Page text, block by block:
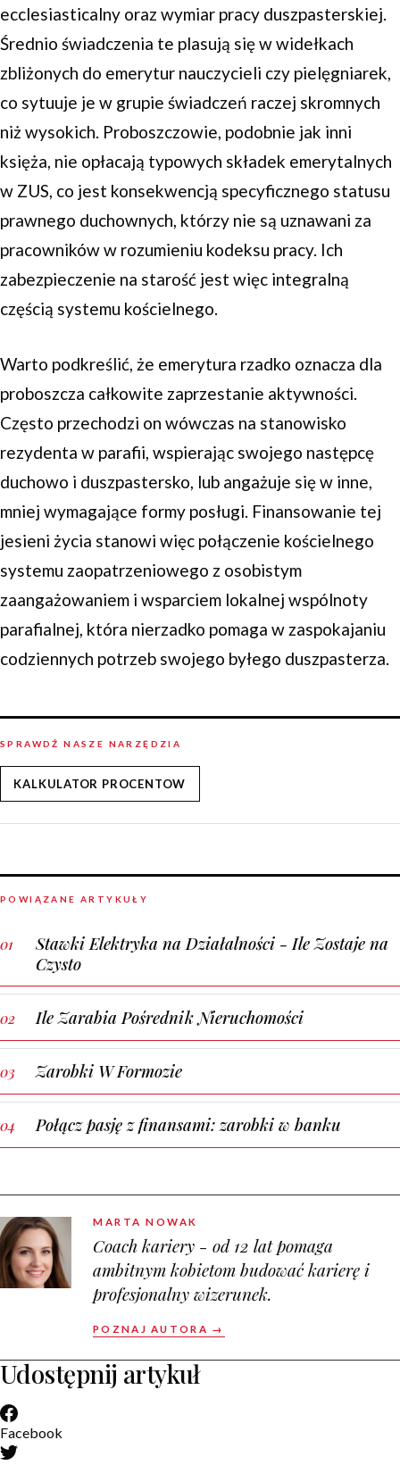
ecclesiasticalny oraz wymiar pracy duszpasterskiej.
Średnio świadczenia te plasują się w widełkach
zbliżonych do emerytur nauczycieli czy pielęgniarek,
co sytuuje je w grupie świadczeń raczej skromnych
niż wysokich. Proboszczowie, podobnie jak inni
księża, nie opłacają typowych składek emerytalnych
w ZUS, co jest konsekwencją specyficznego statusu
prawnego duchownych, którzy nie są uznawani za
pracowników w rozumieniu kodeksu pracy. Ich
zabezpieczenie na starość jest więc integralną
częścią systemu kościelnego.
Warto podkreślić, że emerytura rzadko oznacza dla
proboszcza całkowite zaprzestanie aktywności.
Często przechodzi on wówczas na stanowisko
rezydenta w parafii, wspierając swojego następcę
duchowo i duszpastersko, lub angażuje się w inne,
mniej wymagające formy posługi. Finansowanie tej
jesieni życia stanowi więc połączenie kościelnego
systemu zaopatrzeniowego z osobistym
zaangażowaniem i wsparciem lokalnej wspólnoty
parafialnej, która nierzadko pomaga w zaspokajaniu
codziennych potrzeb swojego byłego duszpasterza.
SPRAWDŹ NASZE NARZĘDZIA
KALKULATOR PROCENTOW
POWIĄZANE ARTYKUŁY
Stawki Elektryka na Działalności - Ile Zostaje na
Czysto
Ile Zarabia Pośrednik Nieruchomości
Zarobki W Formozie
Połącz pasję z finansami: zarobki w banku
MARTA NOWAK
Coach kariery - od 12 lat pomaga
ambitnym kobietom budować karierę i
profesjonalny wizerunek.
POZNAJ AUTORA →
Udostępnij artykuł
Facebook